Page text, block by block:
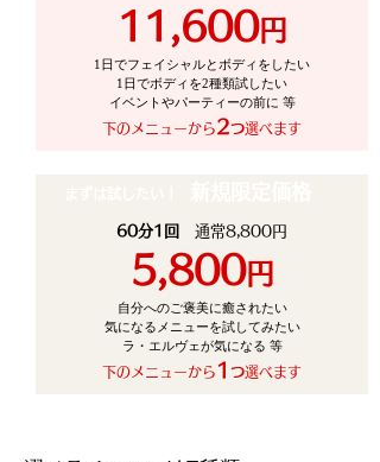
11,600円
1日でフェイシャルとボディをしたい
1日でボディを2種類試したい
イベントやパーティーの前に 等
下のメニューから2つ選べます
60分1回 通常8,800円
5,800円
自分へのご褒美に癒されたい
​気になるメニューを試してみたい
​ラ・エルヴェが気になる 等
下のメニューから1 つ選べます